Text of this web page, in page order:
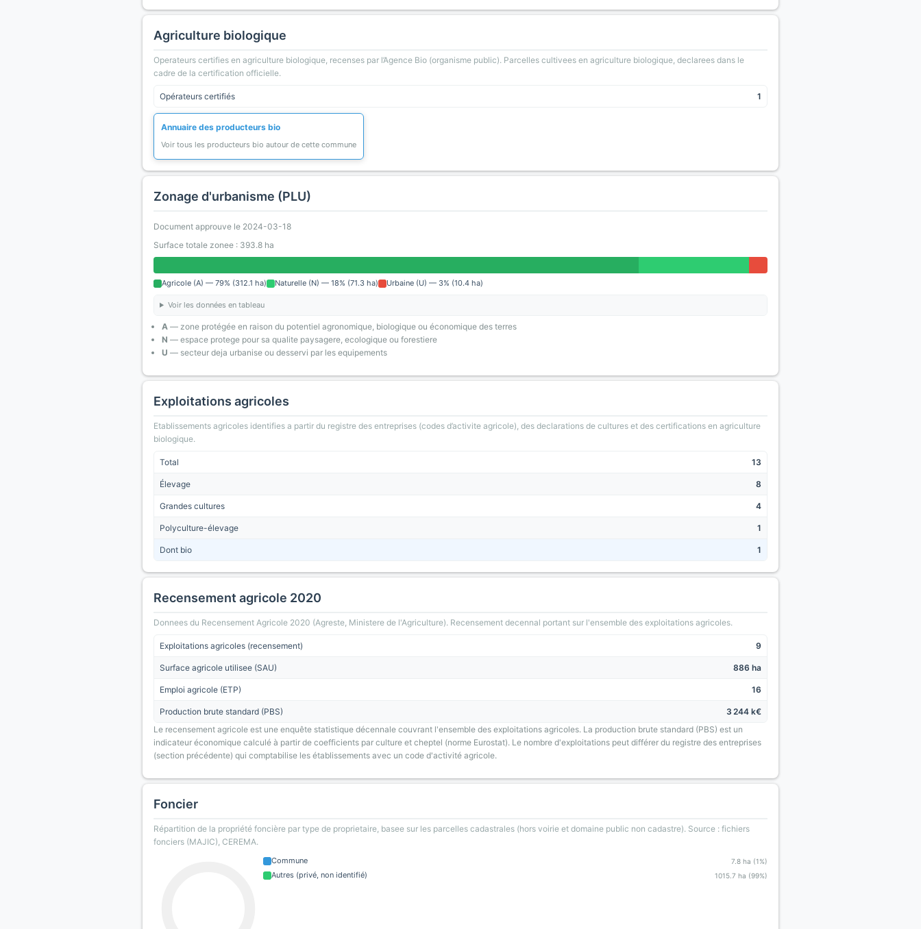
Agriculture biologique
Operateurs certifies en agriculture biologique, recenses par l’Agence Bio (organisme public). Parcelles cultivees en agriculture biologique, declarees dans le
cadre de la certification officielle.
Opérateurs certifiés 1
Annuaire des producteurs bio
Voir tous les producteurs bio autour de cette commune
Zonage d'urbanisme (PLU)
Document approuve le 2024-03-18
Surface totale zonee : 393.8 ha
Agricole (A) — 79% (312.1 ha) Naturelle (N) — 18% (71.3 ha) Urbaine (U) — 3% (10.4 ha)
Voir les données en tableau
A — zone protégée en raison du potentiel agronomique, biologique ou économique des terres
N — espace protege pour sa qualite paysagere, ecologique ou forestiere
U — secteur deja urbanise ou desservi par les equipements
Exploitations agricoles
Etablissements agricoles identifies a partir du registre des entreprises (codes d’activite agricole), des declarations de cultures et des certifications en agriculture
biologique.
Total 13
Élevage 8
Grandes cultures 4
Polyculture-élevage 1
Dont bio 1
Recensement agricole 2020
Donnees du Recensement Agricole 2020 (Agreste, Ministere de l'Agriculture). Recensement decennal portant sur l'ensemble des exploitations agricoles.
Exploitations agricoles (recensement) 9
Surface agricole utilisee (SAU) 886 ha
Emploi agricole (ETP) 16
Production brute standard (PBS)
3 244 k€
Le recensement agricole est une enquête statistique décennale couvrant l'ensemble des exploitations agricoles. La production brute standard (PBS) est un
indicateur économique calculé à partir de coefficients par culture et cheptel (norme Eurostat). Le nombre d'exploitations peut différer du registre des entreprises
(section précédente) qui comptabilise les établissements avec un code d'activité agricole.
Foncier
Répartition de la propriété foncière par type de proprietaire, basee sur les parcelles cadastrales (hors voirie et domaine public non cadastre). Source : fichiers
fonciers (MAJIC), CEREMA.
Commune 7.8 ha (1%)
Autres (privé, non identifié) 1015.7 ha (99%)